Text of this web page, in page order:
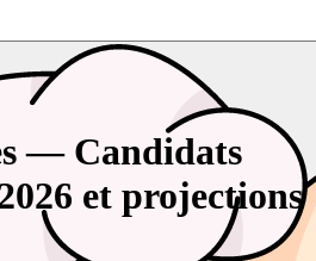
— Candidats
et projections